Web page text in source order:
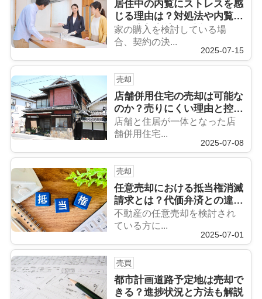
居住中の内覧にストレスを感
じる理由は？対処法や内覧な
しの売却方法も解説
家の購入を検討している場
合、契約の決...
2025-07-15
売却
店舗併用住宅の売却は可能な
のか？売りにくい理由と控除
特例も解説
店舗と住居が一体となった店
舗併用住宅...
2025-07-08
売却
任意売却における抵当権消滅
請求とは？代価弁済との違い
やポイントも解説
不動産の任意売却を検討され
ている方に...
2025-07-01
売買
都市計画道路予定地は売却で
きる？進捗状況と方法も解説